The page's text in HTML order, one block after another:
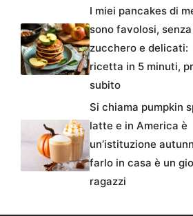
I miei pancakes di
sono favolosi, senza
zucchero e delicati:
ricetta in 5 minuti,
subito
Si chiama pumpkin
latte e in America è
un’istituzione
farlo in casa è un
ragazzi